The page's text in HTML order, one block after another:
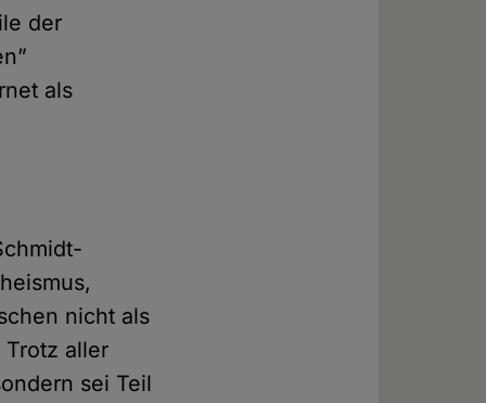
der
als
nicht als
Trotz aller
sei Teil